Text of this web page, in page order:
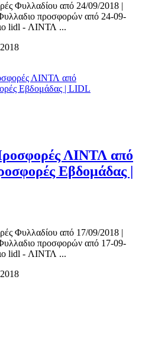
Φυλλαδίου από 24/09/2018 |
προσφορών από 24-09-
lidl - ΛΙΝΤΛ ...
ΛΙΝΤΛ από
Εβδομάδας |
Φυλλαδίου από 17/09/2018 |
προσφορών από 17-09-
lidl - ΛΙΝΤΛ ...